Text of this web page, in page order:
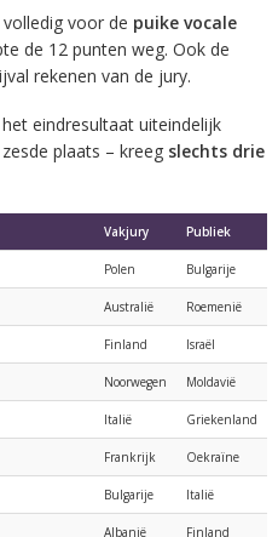
voor de puike vocale
de 12 punten weg. Ook de
rekenen van de jury.
eindresultaat uiteindelijk
plaats – kreeg slechts drie
Vakjury Publiek
Polen Bulgarije
Australië Roemenië
Finland Israël
Noorwegen Moldavië
Italië Griekenland
Frankrijk Oekraïne
Bulgarije Italië
Albanië Finland